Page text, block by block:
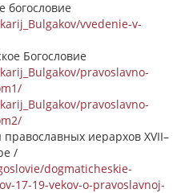
богословие
vvedenie-v-
Богословие
pravoslavno-
pravoslavno-
иерархов XVII–
/
dogmaticheskie-
17-19-vekov-o-pravoslavnoj-